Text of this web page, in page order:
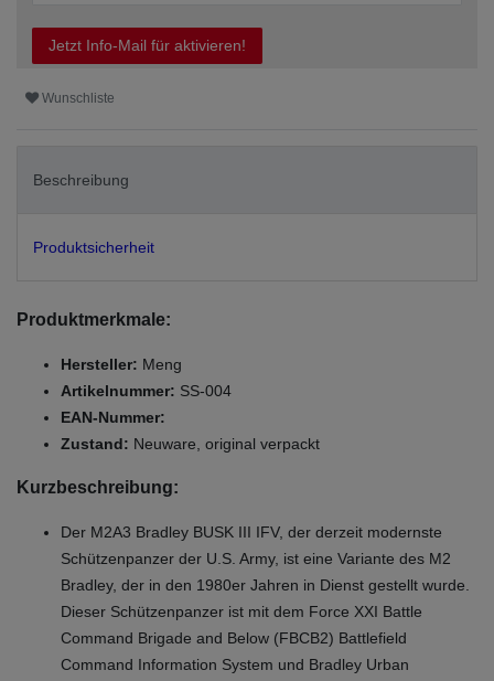
Jetzt Info-Mail für aktivieren!
Wunschliste
Beschreibung
Produktsicherheit
Produktmerkmale:
Hersteller: Meng
Artikelnummer: SS-004
EAN-Nummer:
Zustand: Neuware, original verpackt
Kurzbeschreibung:
Der M2A3 Bradley BUSK III IFV, der derzeit modernste
Schützenpanzer der U.S. Army, ist eine Variante des M2
Bradley, der in den 1980er Jahren in Dienst gestellt wurde.
Dieser Schützenpanzer ist mit dem Force XXI Battle
Command Brigade and Below (FBCB2) Battlefield
Command Information System und Bradley Urban